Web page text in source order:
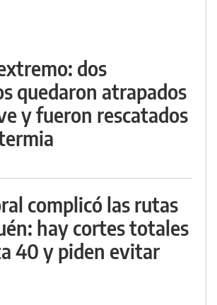
dos
quedaron atrapados
y fueron rescatados
complicó las rutas
hay cortes totales
40 y piden evitar